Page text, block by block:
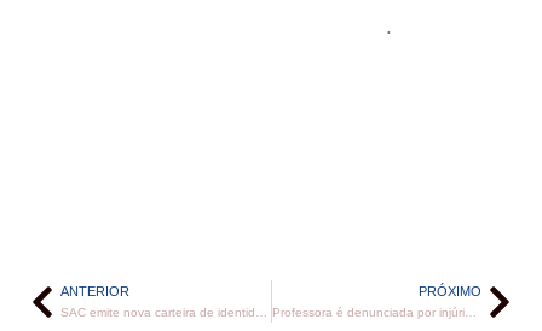
.
ANTERIOR PRÓXIMO
Professora é denunciada por injúria racial contra aluna de 14 anos em escola da Bahia: ‘desgraçada e miserável preta’